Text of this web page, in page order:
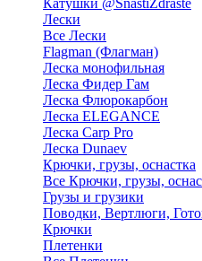
Катушки @SnastiZdraste
Лески
Все Лески
Flagman (Флагман)
Леска монофильная
Леска Фидер Гам
Леска Флюрокарбон
Леска ELEGANCE
Леска Carp Pro
Леска Dunaev
Крючки, грузы, оснастка
Все Крючки, грузы,
Грузы и грузики
Поводки, Вертлюги,
Крючки
Плетенки